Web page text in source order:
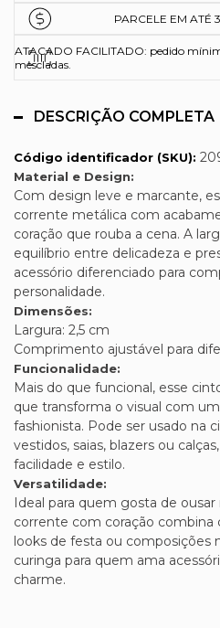
PARCELE EM ATÉ
ATACADO FACILITADO: pedido
mescladas.
DESCRIÇÃO COMPLETA
Código identificador (SKU):
Material e Design:
Com design leve e marcante,
corrente metálica com
coração que rouba a cena. A
equilíbrio entre delicadeza e
acessório diferenciado para
personalidade.
Dimensões:
Largura: 2,5 cm
Comprimento ajustável para
Funcionalidade:
Mais do que funcional, esse
que transforma o visual com
fashionista. Pode ser usado na
vestidos, saias, blazers ou
facilidade e estilo.
Versatilidade:
Ideal para quem gosta de
corrente com coração combina
looks de festa ou composições
curinga para quem ama
charme.